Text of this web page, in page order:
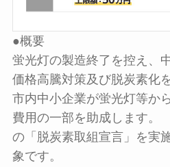
●概要
蛍光灯の製造終了を控え、
価格高騰対策及び脱炭素化
市内中小企業が蛍光灯等か
費用の一部を助成します
の「脱炭素取組宣言」を実
象です。